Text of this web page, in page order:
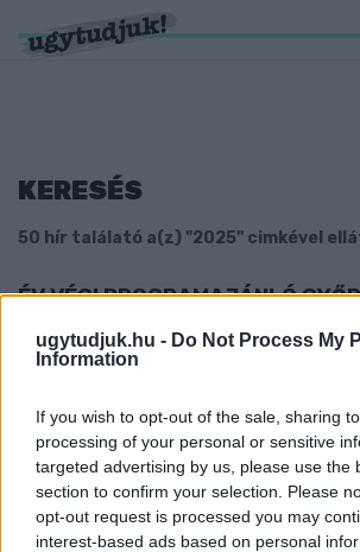
ugytudjuk.hu - Do Not Process My
Information
If you wish to opt-out of the sale, sharing
processing of your personal or sensitive
targeted advertising by us, please use the
section to confirm your selection. Please
opt-out request is processed you may
interest-based ads based on personal
KERESÉS
50 hír találató a(z) "2025" cimkével
ÉV VÉGI PROGRAMAJÁNLÓ
2025. december. 30. 16:27
Nem kell otthon ülni Szilveszterkor sem.
2025-BEN?
2025. december. 01. 16:04
Ez a kifejezés lett az év szava, ami a
provokációt jelenti.
OKTÓBERBEN SEM CSÖKKENT